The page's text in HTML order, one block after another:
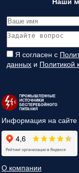
Я согласен с
данных и Политикой
Информация на сайте
О компании